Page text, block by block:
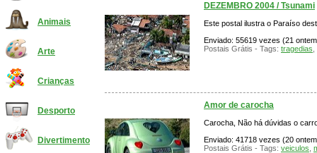
Animais
Arte
Crianças
Desporto
Divertimento
DEZEMBRO 2004 / Tsunami
Este postal ilustra o Paraíso
Enviado: 55619 vezes (21
Postais Grátis - Tags: tragedias
Amor de carocha
Carocha, Não há dúvidas o
Enviado: 41718 vezes (20
Postais Grátis - Tags: veiculos